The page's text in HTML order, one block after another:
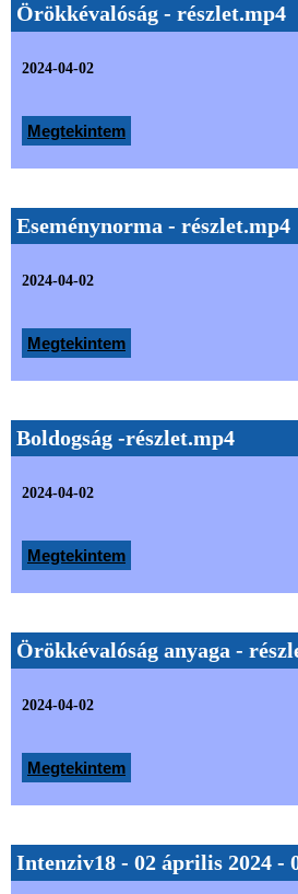
Örökkévalóság - részlet.mp4
2024-04-02
Megtekintem
Eseménynorma - részlet.mp4
2024-04-02
Megtekintem
Boldogság -részlet.mp4
2024-04-02
Megtekintem
Örökkévalóság anyaga -
2024-04-02
Megtekintem
Intenziv18 - 02 április 2024 -